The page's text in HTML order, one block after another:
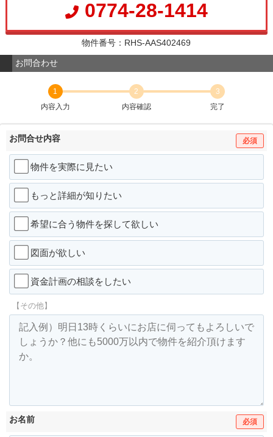
0774-28-1414
物件番号：RHS-AAS402469
お問合わせ
1
内容入力
2
内容確認
3
完了
お問合せ内容 必須
物件を実際に見たい
もっと詳細が知りたい
希望に合う物件を探して欲しい
図面が欲しい
資金計画の相談をしたい
【その他】
お名前 必須